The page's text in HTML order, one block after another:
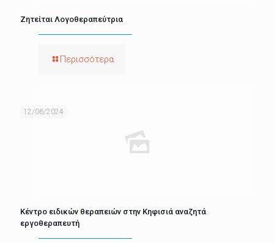
Ζητείται Λογοθεραπεύτρια
Περισσότερα
12/06/2024
Κέντρο ειδικών θεραπειών στην Κηφισιά αναζητά
εργοθεραπευτή